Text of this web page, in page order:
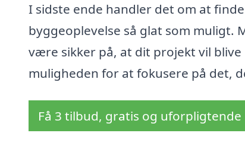
I sidste ende handler det om at
byggeoplevelse så glat som
være sikker på, at dit projekt vil
muligheden for at fokusere på det,
Få 3 tilbud, gratis og uforpligtende